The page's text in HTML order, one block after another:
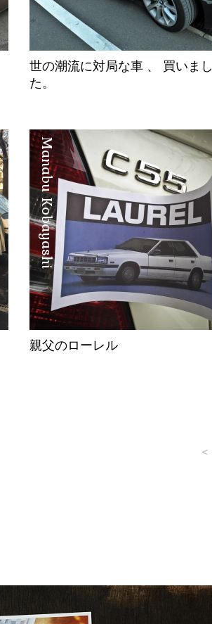
世の潮流に対局な車 、 買いまし
た。
Manabu Kobayashi
親父のローレル
<